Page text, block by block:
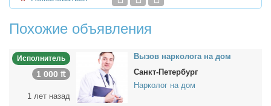
Похожие объявления
Исполнитель
1 000 ₶
1 лет назад
Вы­зов нар­ко­ло­га на дом
Санкт-Петербург
Нарколог на дом